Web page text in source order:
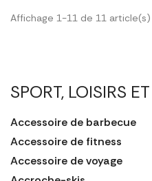
SPORT, LOISIRS
Accessoire de barbecue
Accessoire de fitness
Accessoire de voyage
Affichage 1-11 de 11 article(s)